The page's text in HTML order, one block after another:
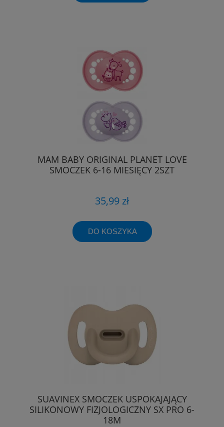
MAM BABY ORIGINAL PLANET LOVE
SMOCZEK 6-16 MIESIĘCY 2SZT
35,99 zł
DO KOSZYKA
SUAVINEX SMOCZEK USPOKAJAJĄCY
SILIKONOWY FIZJOLOGICZNY SX PRO 6-
18M